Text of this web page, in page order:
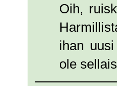
Oih,
ihan
ole